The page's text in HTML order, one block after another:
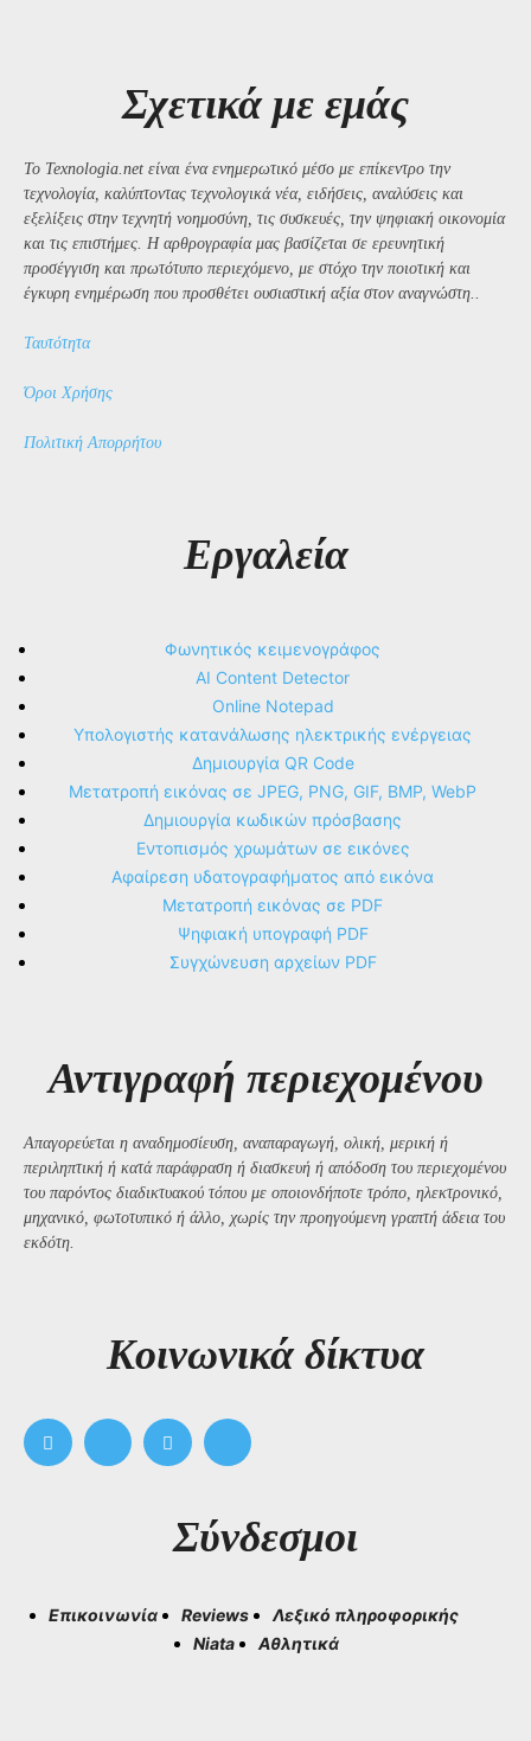
Σχετικά με εμάς
Το Texnologia.net είναι ένα ενημερωτικό μέσο με επίκεντρο την
τεχνολογία, καλύπτοντας τεχνολογικά νέα, ειδήσεις, αναλύσεις και
εξελίξεις στην τεχνητή νοημοσύνη, τις συσκευές, την ψηφιακή οικονομία
και τις επιστήμες. Η αρθρογραφία μας βασίζεται σε ερευνητική
προσέγγιση και πρωτότυπο περιεχόμενο, με στόχο την ποιοτική και
έγκυρη ενημέρωση που προσθέτει ουσιαστική αξία στον αναγνώστη..
Ταυτότητα
Όροι Χρήσης
Πολιτική Απορρήτου
Εργαλεία
Φωνητικός κειμενογράφος
AI Content Detector
Online Notepad
Υπολογιστής κατανάλωσης ηλεκτρικής ενέργειας
Δημιουργία QR Code
Μετατροπή εικόνας σε JPEG, PNG, GIF, BMP, WebP
Δημιουργία κωδικών πρόσβασης
Εντοπισμός χρωμάτων σε εικόνες
Αφαίρεση υδατογραφήματος από εικόνα
Μετατροπή εικόνας σε PDF
Ψηφιακή υπογραφή PDF
Συγχώνευση αρχείων PDF
Αντιγραφή περιεχομένου
Απαγορεύεται η αναδημοσίευση, αναπαραγωγή, ολική, μερική ή
περιληπτική ή κατά παράφραση ή διασκευή ή απόδοση του περιεχομένου
του παρόντος διαδικτυακού τόπου με οποιονδήποτε τρόπο, ηλεκτρονικό,
μηχανικό, φωτοτυπικό ή άλλο, χωρίς την προηγούμενη γραπτή άδεια του
εκδότη.
Kοινωνικά δίκτυα
Σύνδεσμοι
Επικοινωνία Reviews
Λεξικό πληροφορικής
Niata
Αθλητικά